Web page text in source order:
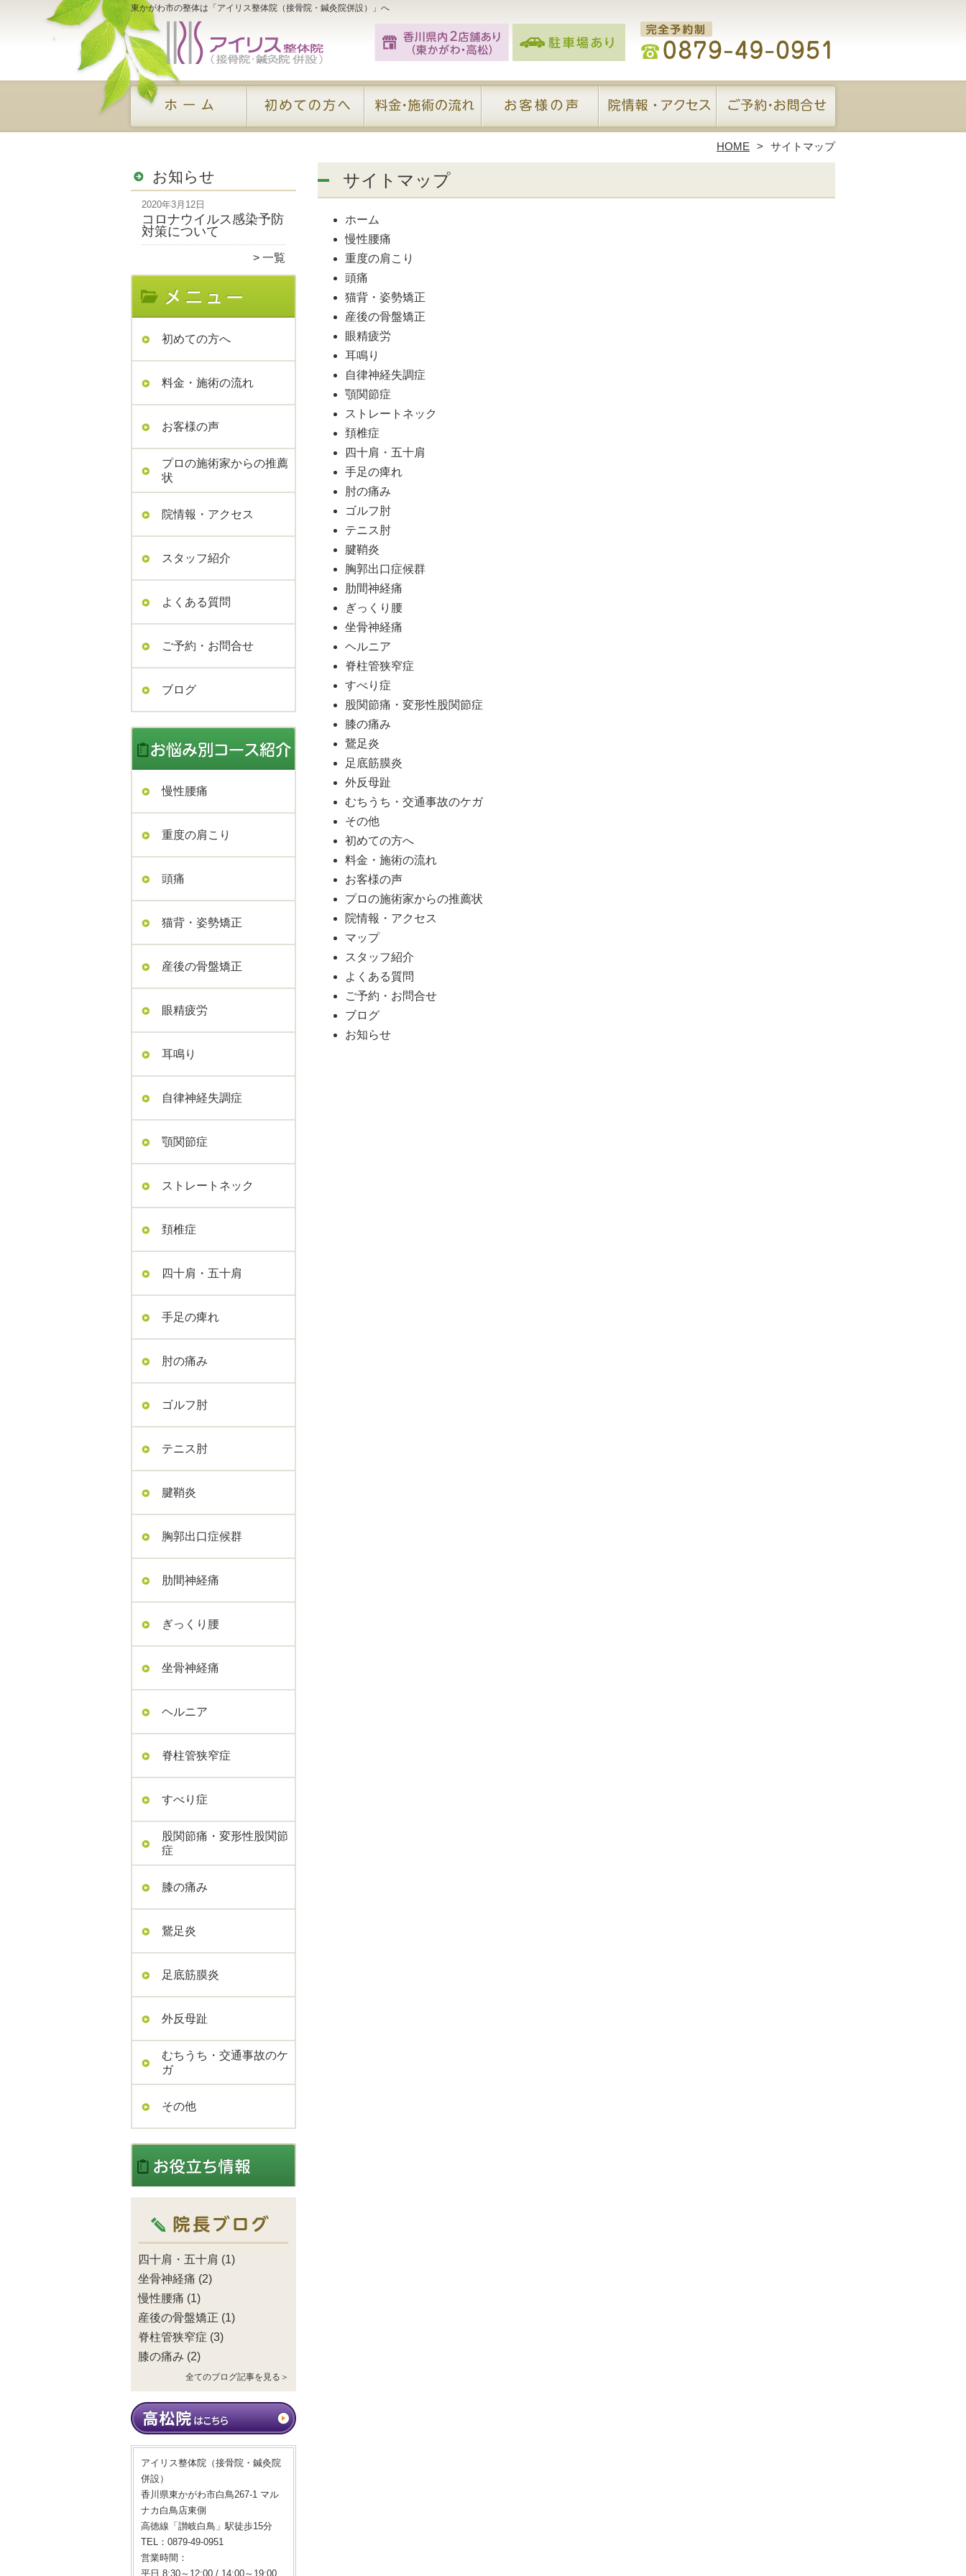
東かがわ市の整体は「アイリス整体院（接骨院・鍼灸院併設）」へ
HOME サイトマップ
お知らせ
2020年3月12日
コロナウイルス感染予防
対策について
一覧
初めての方へ
料金・施術の流れ
お客様の声
プロの施術家からの推薦
状
院情報・アクセス
スタッフ紹介
よくある質問
ご予約・お問合せ
ブログ
慢性腰痛
重度の肩こり
頭痛
猫背・姿勢矯正
産後の骨盤矯正
眼精疲労
耳鳴り
自律神経失調症
顎関節症
ストレートネック
頚椎症
四十肩・五十肩
手足の痺れ
肘の痛み
ゴルフ肘
テニス肘
腱鞘炎
胸郭出口症候群
肋間神経痛
ぎっくり腰
坐骨神経痛
ヘルニア
脊柱管狭窄症
すべり症
股関節痛・変形性股関節
症
膝の痛み
鵞足炎
足底筋膜炎
外反母趾
むちうち・交通事故のケ
ガ
その他
四十肩・五十肩 (1)
坐骨神経痛 (2)
慢性腰痛 (1)
産後の骨盤矯正 (1)
脊柱管狭窄症 (3)
膝の痛み (2)
全てのブログ記事を見る＞
アイリス整体院（接骨院・鍼灸院
併設）
香川県東かがわ市白鳥267-1 マル
ナカ白鳥店東側
高徳線「讃岐白鳥」駅徒歩15分
TEL：0879-49-0951
営業時間：
平日 8:30～12:00 / 14:00～19:00
サイトマップ
ホーム
慢性腰痛
重度の肩こり
頭痛
猫背・姿勢矯正
産後の骨盤矯正
眼精疲労
耳鳴り
自律神経失調症
顎関節症
ストレートネック
頚椎症
四十肩・五十肩
手足の痺れ
肘の痛み
ゴルフ肘
テニス肘
腱鞘炎
胸郭出口症候群
肋間神経痛
ぎっくり腰
坐骨神経痛
ヘルニア
脊柱管狭窄症
すべり症
股関節痛・変形性股関節症
膝の痛み
鵞足炎
足底筋膜炎
外反母趾
むちうち・交通事故のケガ
その他
初めての方へ
料金・施術の流れ
お客様の声
プロの施術家からの推薦状
院情報・アクセス
マップ
スタッフ紹介
よくある質問
ご予約・お問合せ
ブログ
お知らせ